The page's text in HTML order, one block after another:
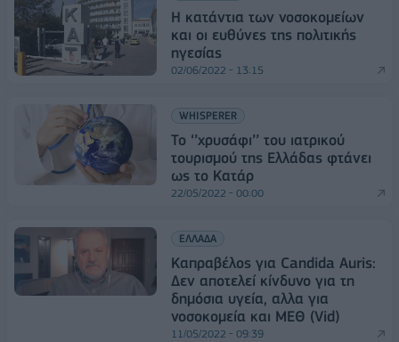
Η κατάντια των νοσοκομείων
και οι ευθύνες της πολιτικής
ηγεσίας
02/06/2022 - 13:15
WHISPERER
Το ‘’χρυσάφι’’ του ιατρικού
τουρισμού της Ελλάδας φτάνει
ως το Κατάρ
22/05/2022 - 00:00
ΕΛΛΑΔΑ
Καπραβέλος για Candida Auris:
Δεν αποτελεί κίνδυνο για τη
δημόσια υγεία, αλλα για
νοσοκομεία και ΜΕΘ (Vid)
11/05/2022 - 09:39